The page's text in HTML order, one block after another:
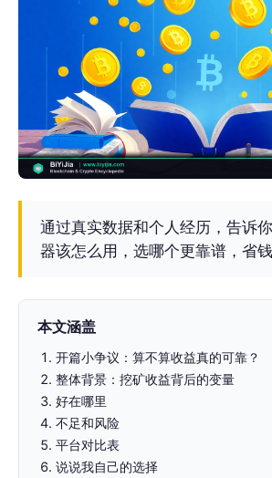
通过真实数据和个人经历，告诉
器该怎么用，选哪个更靠谱，省钱
本文涵盖
开篇小争议：算不算收益真的可靠？
整体背景：挖矿收益背后的变量
好在哪里
不足和风险
平台对比表
说说我自己的选择